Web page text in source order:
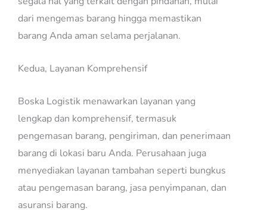
dari mengemas barang hingga memastikan
barang Anda aman selama perjalanan.
Kedua, Layanan Komprehensif
Boska Logistik menawarkan layanan yang
lengkap dan komprehensif, termasuk
pengemasan barang, pengiriman, dan penerimaan
barang di lokasi baru Anda. Perusahaan juga
menyediakan layanan tambahan seperti bungkus
atau pengemasan barang, jasa penyimpanan, dan
asuransi barang.